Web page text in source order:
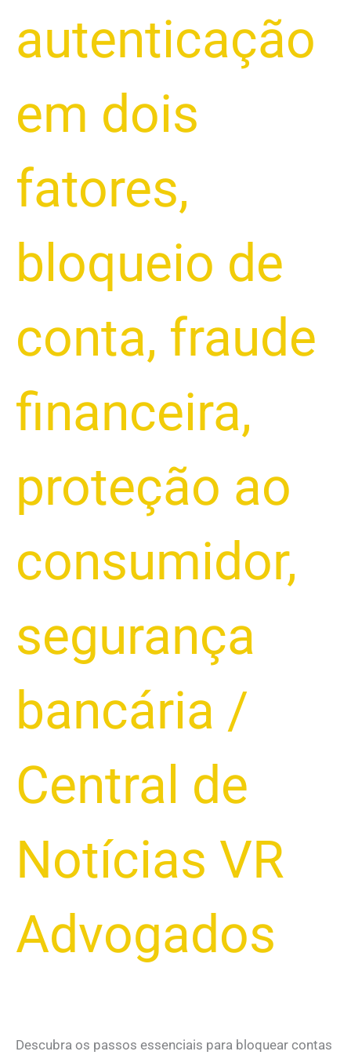
autenticação
em dois
fatores,
bloqueio de
conta, fraude
financeira,
proteção ao
consumidor,
segurança
bancária /
Central de
Notícias VR
Advogados
Descubra os passos essenciais para bloquear contas